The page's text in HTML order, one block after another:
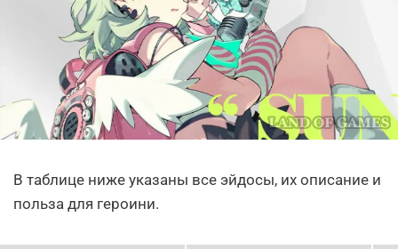
В таблице ниже указаны все эйдосы, их описание и
польза для героини.